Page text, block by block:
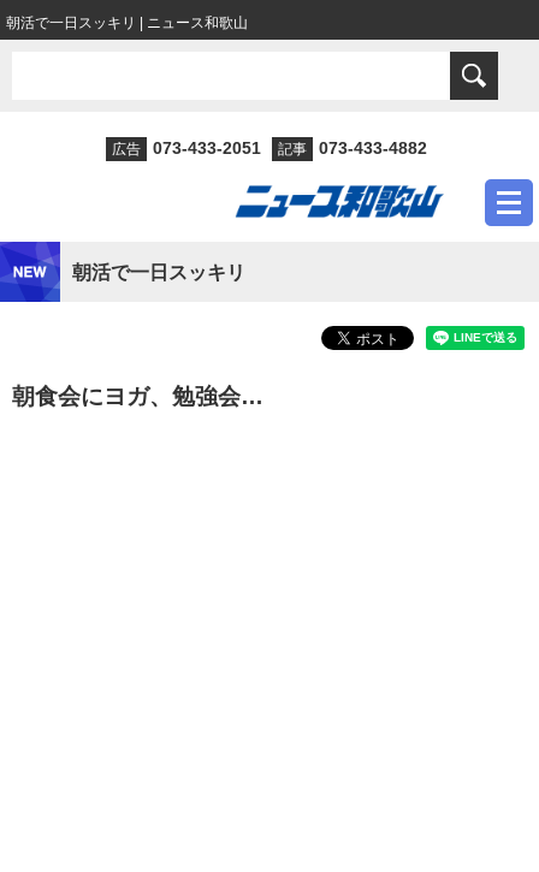
朝活で一日スッキリ | ニュース和歌山
広告 073-433-2051 記事 073-433-4882
朝活で一日スッキリ
朝食会にヨガ、勉強会…